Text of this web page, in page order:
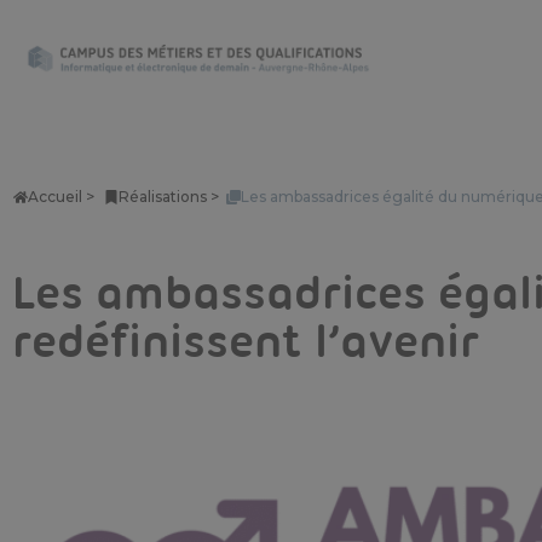
Accueil > Réalisations > Les ambassadrices égalité du
Les ambassadrices
redéfinissent l’avenir